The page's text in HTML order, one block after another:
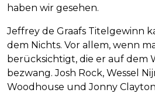
haben wir gesehen.
Jeffrey de Graafs Titelgewinn
dem Nichts. Vor allem, wenn
berücksichtigt, die er auf dem
bezwang. Josh Rock, Wessel
Woodhouse und Jonny